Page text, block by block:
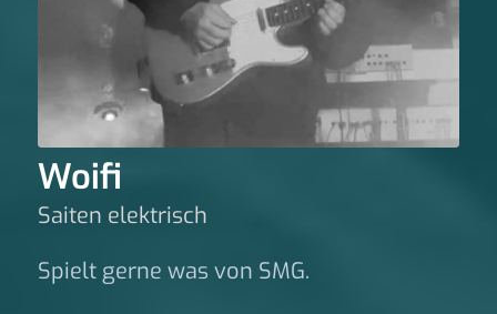
Woifi
Saiten elektrisch
Spielt gerne was von SMG.